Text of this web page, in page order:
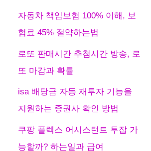
자동차 책임보험 100% 이해, 보
험료 45% 절약하는법
로또 판매시간 추첨시간 방송, 로
또 마감과 확률
isa 배당금 자동 재투자 기능을
지원하는 증권사 확인 방법
쿠팡 플렉스 어시스턴트 투잡 가
능할까? 하는일과 급여